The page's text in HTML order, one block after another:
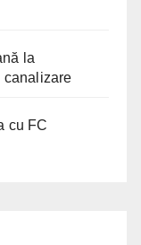
la
canalizare
cu FC